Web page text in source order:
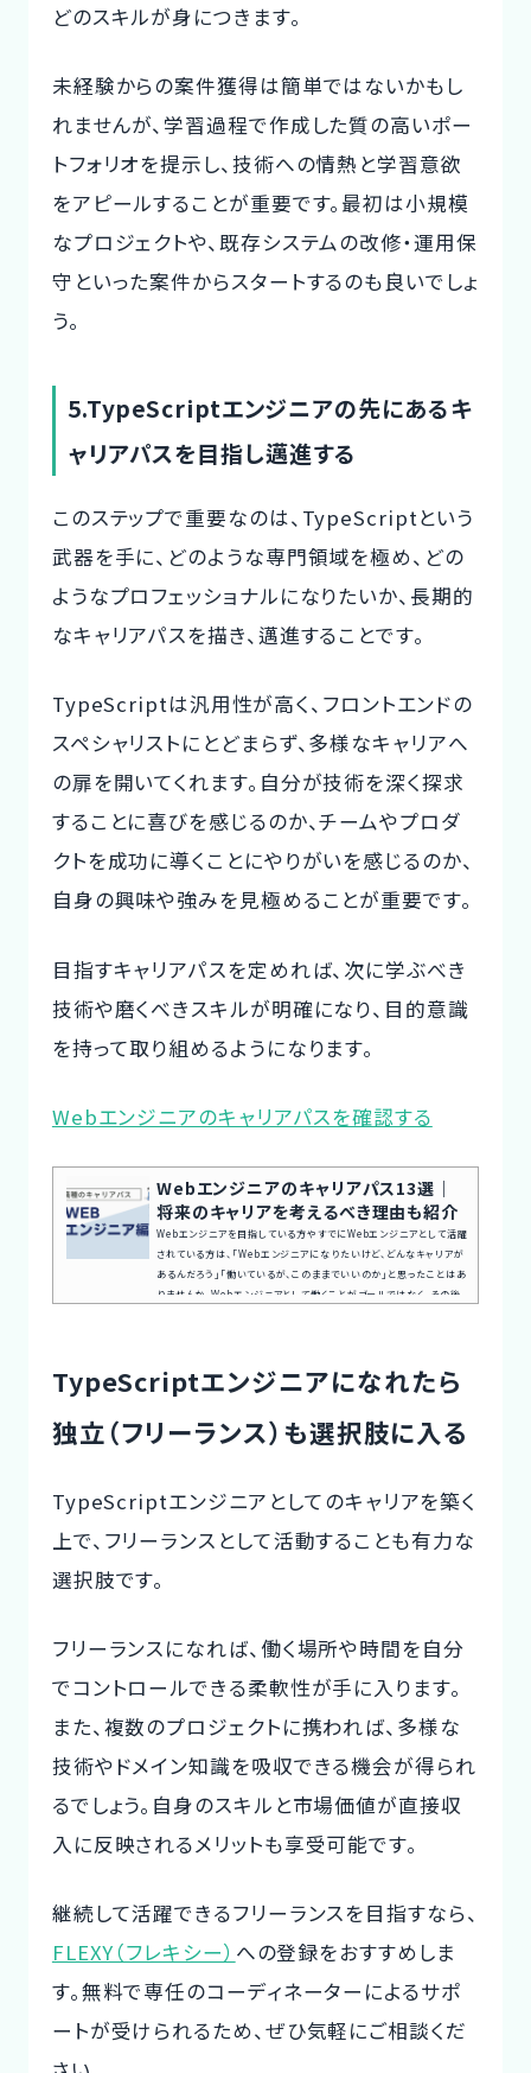
どのスキルが身につきます。
未経験からの案件獲得は簡単ではないかもし
れませんが、学習過程で作成した質の高いポー
トフォリオを提示し、技術への情熱と学習意欲
をアピールすることが重要です。最初は小規模
なプロジェクトや、既存システムの改修・運用保
守といった案件からスタートするのも良いでしょ
う。
5.TypeScriptエンジニアの先にあるキ
ャリアパスを目指し邁進する
このステップで重要なのは、TypeScriptという
武器を手に、どのような専門領域を極め、どの
ようなプロフェッショナルになりたいか、 長期的
なキャリアパスを描き、邁進することです。
TypeScriptは汎用性が高く、フロントエンドの
スペシャリストにとどまらず、多様なキャリアへ
の扉を開いてくれます。自分が技術を深く探求
することに喜びを感じるのか、チームやプロダ
クトを成功に導くことにやりがいを感じるのか、
自身の興味や強みを見極めることが重要です。
目指すキャリアパスを定めれば、次に学ぶべき
技術や磨くべきスキルが明確になり、目的意識
を持って取り組めるようになります。
Webエンジニアのキャリアパスを確認する
Webエンジニアのキャリアパス13選｜
将来のキャリアを考えるべき理由も紹介
Webエンジニアを目指している方やすでにWebエンジニアとして活躍
されている方は、「Webエンジニアになりたいけど、どんなキャリアが
あるんだろう」「働いているが、このままでいいのか」と思ったことはあ
りませんか。Webエンジニアとして働くことがゴールではなく、その後
案件探しの悩み交渉の不安、専任エージェントが全てサポート今...
TypeScriptエンジニアになれたら
独立（フリーランス）も選択肢に入る
TypeScriptエンジニアとしてのキャリアを築く
上で、フリーランスとして活動することも有力な
選択肢です。
フリーランスになれば、 働く場所や時間を自分
でコントロールできる柔軟性が手に入ります。
また、複数のプロジェクトに携われば、多様な
技術やドメイン知識を吸収できる機会が得られ
るでしょう。自身のスキルと市場価値が直接収
入に反映されるメリットも享受可能です。
継続して活躍できるフリーランスを目指すなら、
FLEXY（フレキシー） への登録をおすすめしま
す。無料で専任のコーディネーターによるサポ
ートが受けられるため、ぜひ気軽にご相談くだ